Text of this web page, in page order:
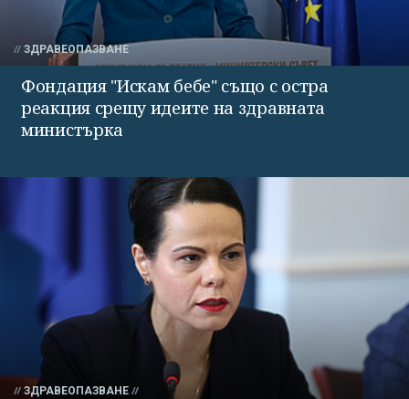
ЗДРАВЕОПАЗВАНЕ
Фондация "Искам бебе" също с остра
реакция срещу идеите на здравната
министърка
ЗДРАВЕОПАЗВАНЕ